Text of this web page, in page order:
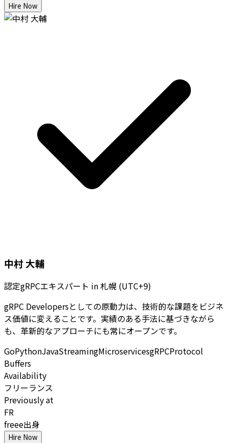
Hire Now
中村 大輔
認定gRPCエキスパート in札幌 (UTC+9)
gRPC Developersとしての原動力は、技術的な課題をビジネ
ス価値に変えることです。実績のある手法に基づきながら
も、革新的なアプローチにも常にオープンです。
GoPythonJavaStreamingMicroservicesgRPCProtocol
Buffers
Availability
フリーランス
Previously at
FR
freee出身
Hire Now